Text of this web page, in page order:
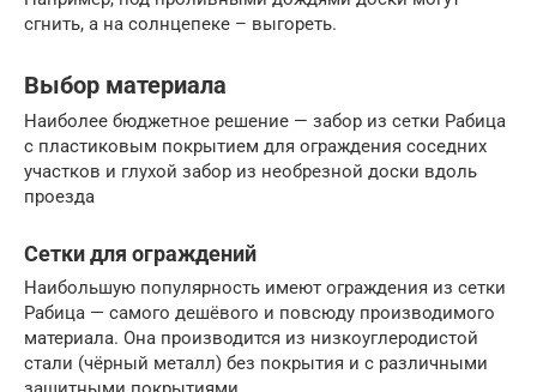
сгнить, а на солнцепеке – выгореть.
Выбор материала
Наиболее бюджетное решение — забор из сетки Рабица
с пластиковым покрытием для ограждения соседних
участков и глухой забор из необрезной доски вдоль
проезда
Сетки для ограждений
Наибольшую популярность имеют ограждения из сетки
Рабица — самого дешёвого и повсюду производимого
материала. Она производится из низкоуглеродистой
стали (чёрный металл) без покрытия и с различными